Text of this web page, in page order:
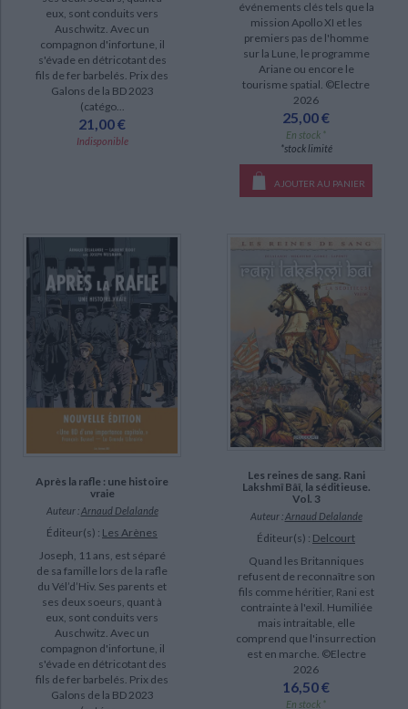
SÉRIE
Les reines de sang (15)
Surcouf (10)
Le dernier cathare (7)
La jeunesse de Staline (2)
DISPONIBILITÉ
disponible (59)
epuise (38)
manquant (5)
a-paraitre (3)
eux, sont conduits vers
Auschwitz. Avec un
compagnon d'infortune, il
s'évade en détricotant des
fils de fer barbelés. Prix des
Galons de la BD 2023
(catégo...
21,00 €
Indisponible
événements clés tels que la
mission Apollo XI et les
premiers pas de l'homme
sur la Lune, le programme
Ariane ou encore le
tourisme spatial. ©Electre
2026
25,00 €
En stock *
*stock limité
AJOUTER AU PANIER
Après la rafle : une histoire
vraie
Auteur : Arnaud Delalande
Éditeur(s) : Les Arènes
Joseph, 11 ans, est séparé
de sa famille lors de la rafle
du Vél’d’Hiv. Ses parents et
ses deux soeurs, quant à
eux, sont conduits vers
Auschwitz. Avec un
compagnon d'infortune, il
s'évade en détricotant des
fils de fer barbelés. Prix des
Galons de la BD 2023
Les reines de sang. Rani
Lakshmî Bâî, la séditieuse.
Vol. 3
Auteur :Arnaud Delalande
Éditeur(s) : Delcourt
Quand les Britanniques
refusent de reconnaître son
fils comme héritier, Rani est
contrainte à l'exil. Humiliée
mais intraitable, elle
comprend que l'insurrection
est en marche. ©Electre
2026
16,50 €
En stock *